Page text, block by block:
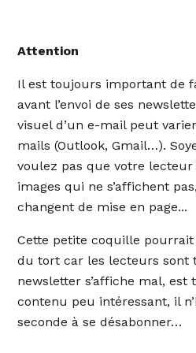
Attention
Il est toujours important de
avant l’envoi de ses
visuel d’un e-mail peut
mails (Outlook, Gmail…).
voulez pas que votre lecteur
images qui ne s’affichent
changent de mise en page...
Cette petite coquille
du tort car les lecteurs sont
newsletter s’affiche mal, est
contenu peu intéressant, il
seconde à se désabonner…